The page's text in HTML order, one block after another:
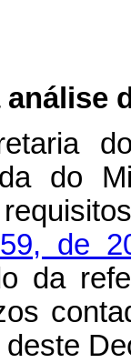
análise
do
do
de
da
deste